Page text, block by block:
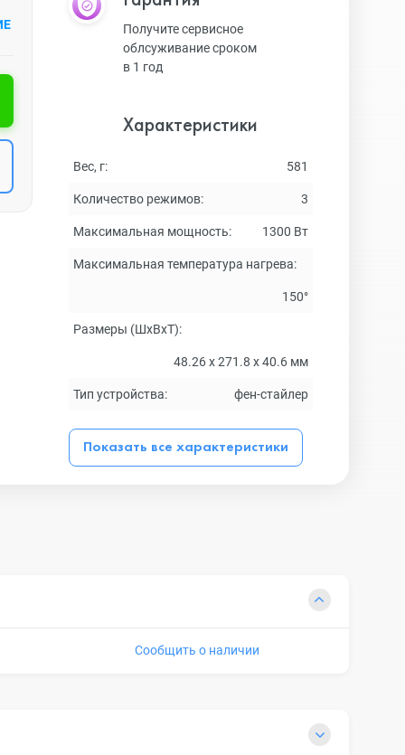
Получите сервисное
облсуживание сроком
в 1 год
Характеристики
Вес, г: 581
Количество режимов: 3
Максимальная мощность: 1300 Вт
Максимальная температура нагрева:
150°
Размеры (ШxВxТ):
48.26 x 271.8 x 40.6 мм
Тип устройства: фен-стайлер
Показать все характеристики
Сообщить о наличии